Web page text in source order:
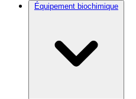
Équipement biochimique